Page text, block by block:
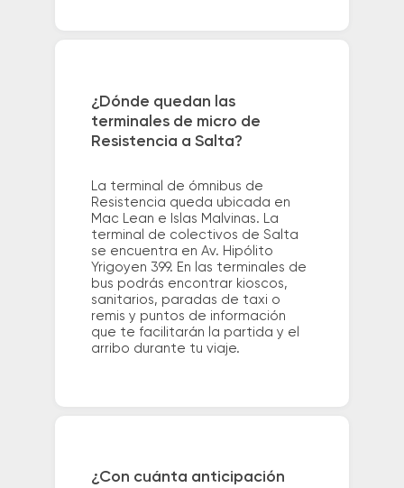
¿Dónde quedan las
terminales de micro de
Resistencia a Salta?
La terminal de ómnibus de
Resistencia queda ubicada en
Mac Lean e Islas Malvinas. La
terminal de colectivos de Salta
se encuentra en Av. Hipólito
Yrigoyen 399. En las terminales de
bus podrás encontrar kioscos,
sanitarios, paradas de taxi o
remis y puntos de información
que te facilitarán la partida y el
arribo durante tu viaje.
¿Con cuánta anticipación